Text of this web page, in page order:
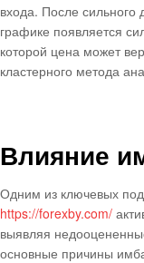
входа. После сильного
графике появляется
которой цена может
кластерного метода
Влияние
Одним из ключевых
https://forexby.com/
выявляя
основные причины